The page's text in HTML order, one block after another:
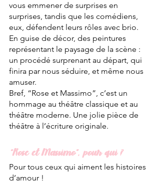
vous emmener de surprises en
surprises, tandis que les comédiens,
eux, défendent leurs rôles avec brio.
En guise de décor, des peintures
représentant le paysage de la scène :
un procédé surprenant au départ, qui
finira par nous séduire, et même nous
amuser.
Bref, “Rose et Massimo”, c’est un
hommage au théâtre classique et au
théâtre moderne. Une jolie pièce de
théâtre à l’écriture originale.
“Rose et Massimo”, pour qui ?
Pour tous ceux qui aiment les histoires
d’amour !